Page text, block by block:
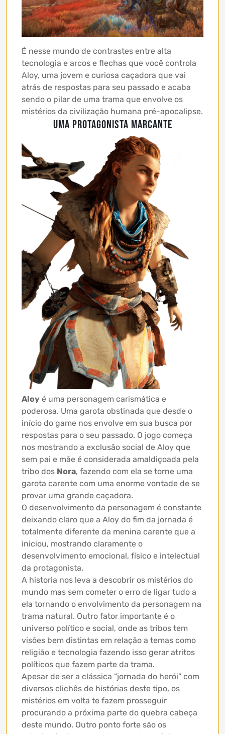
É nesse mundo de contrastes entre alta
tecnologia e arcos e flechas que você controla
Aloy, uma jovem e curiosa caçadora que vai
atrás de respostas para seu passado e acaba
sendo o pilar de uma trama que envolve os
mistérios da civilização humana pré-apocalipse.
Uma protagonista marcante
Aloy é uma personagem carismática e
poderosa. Uma garota obstinada que desde o
início do game nos envolve em sua busca por
respostas para o seu passado. O jogo começa
nos mostrando a exclusão social de Aloy que
sem pai e mãe é considerada amaldiçoada pela
tribo dos Nora, fazendo com ela se torne uma
garota carente com uma enorme vontade de se
provar uma grande caçadora.
O desenvolvimento da personagem é constante
deixando claro que a Aloy do fim da jornada é
totalmente diferente da menina carente que a
iniciou, mostrando claramente o
desenvolvimento emocional, físico e intelectual
da protagonista.
A historia nos leva a descobrir os mistérios do
mundo mas sem cometer o erro de ligar tudo a
ela tornando o envolvimento da personagem na
trama natural. Outro fator importante é o
universo político e social, onde as tribos tem
visões bem distintas em relação a temas como
religião e tecnologia fazendo isso gerar atritos
políticos que fazem parte da trama.
Apesar de ser a clássica “jornada do herói” com
diversos clichês de histórias deste tipo, os
mistérios em volta te fazem prosseguir
procurando a próxima parte do quebra cabeça
deste mundo. Outro ponto forte são os